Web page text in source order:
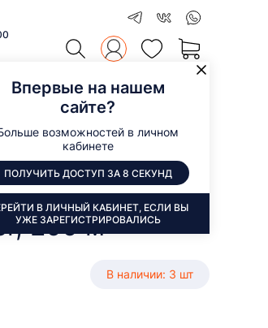
Впервые на нашем
сайте?
возможностей в личном
кабинете
ПОЛУЧИТЬ ДОСТУП ЗА 8 СЕКУНД
В ЛИЧНЫЙ КАБИНЕТ, ЕСЛИ ВЫ
УЖЕ ЗАРЕГИСТРИРОВАЛИСЬ
ОТЗЫВЫ КОНТАКТЫ
200 м
В наличии: 3 шт